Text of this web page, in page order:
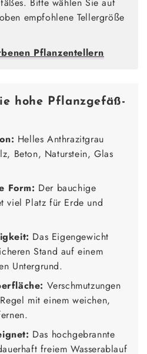
empfohlene Tellergröße
Pflanzentellern
hohe Pflanzgefäß-
Helles Anthrazitgrau
Beton, Naturstein, Glas
Form: Der bauchige
viel Platz für Erde und
Das Eigengewicht
Stand auf einem
Untergrund.
Verschmutzungen
mit einem weichen,
Das hochgebrannte
freiem Wasserablauf